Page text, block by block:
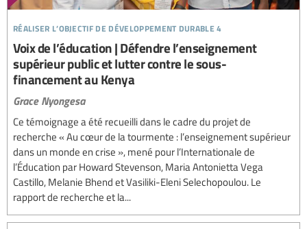
réaliser l’objectif de développement durable 4
Voix de l’éducation | Défendre l’enseignement
supérieur public et lutter contre le sous-
financement au Kenya
Grace Nyongesa
Ce témoignage a été recueilli dans le cadre du projet de
recherche « Au cœur de la tourmente : l’enseignement supérieur
dans un monde en crise », mené pour l’Internationale de
l’Éducation par Howard Stevenson, Maria Antonietta Vega
Castillo, Melanie Bhend et Vasiliki-Eleni Selechopoulou. Le
rapport de recherche et la...